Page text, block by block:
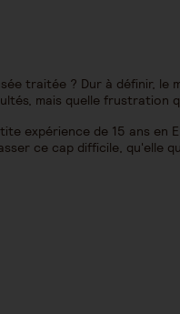
traitée ? Dur à définir,
mais quelle frustration
expérience de 15 ans en
ce cap difficile, qu'elle